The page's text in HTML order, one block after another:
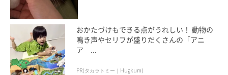
おかたづけもできる点がうれしい！ 動物の
鳴き声やセリフが盛りだくさんの「アニ
ア ...
PR(タカラトミー｜Hugkum)